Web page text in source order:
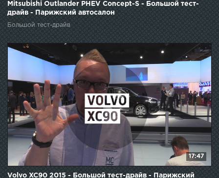
Mitsubishi Outlander PHEV Concept-S - Большой тест-
драйв - Парижский автосалон
Большой тест-драйв
17:47
Volvo XC90 2015 - Большой тест-драйв - Парижский